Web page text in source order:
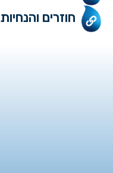
חוזרים והנחיות